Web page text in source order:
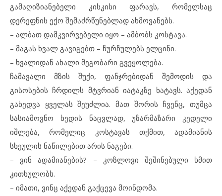
გამაღიზიანებელი კისკისი ფარავს, რომელსაც
დერეფნის ექო შემაძრწუნებლად ახმოვანებს.
– ალბათ დამკვირვებელი იყო – ამბობს კოსტავა.
– მაგას ხვალ გავიგებთ – ჩურჩულებს ელცინი.
– ხვალიდან ახალი მეგობარი გვეყოლება.
ჩამავალი მზის შუქი, ფანჯრებიდან შემოდის და
გისოსების ჩრდილს მტვრიან იატაკზე ხატავს. აქედან
გახედვა ყველას შეუძლია. მათ შორის ჩვენც, თუმცა
სასიამოვნო ხედის ნაცვლად, უზარმაზარი კედელი
იშლება, რომელიც კოსტავას თქმით, ადამიანის
სხეულის ნაწილებით არის ნაგები.
– ვინ ადამიანების? – კოზლოვი შეშინებული ხმით
კითხულობს.
– იმათი, ვინც აქედან გაქცევა მოინდომა.